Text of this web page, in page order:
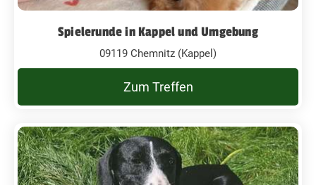
Spielerunde in Kappel und Umgebung
09119 Chemnitz (Kappel)
Zum Treffen